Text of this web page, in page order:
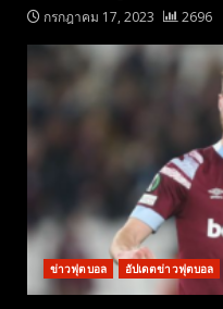
กรกฎาคม 17, 2023 2696
ข่าวฟุตบอล อัปเดตข่าวฟุตบอล